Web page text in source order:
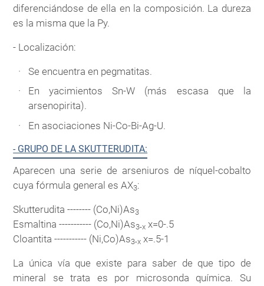
diferenciándose de ella en la composición. La dureza
es la misma que la Py.
- Localización:
Se encuentra en pegmatitas.
En yacimientos Sn-W (más escasa que la
arsenopirita).
En asociaciones Ni-Co-Bi-Ag-U.
- GRUPO DE LA SKUTTERUDITA:
Aparecen una serie de arseniuros de níquel-cobalto
cuya fórmula general es AX3:
Skutterudita -------- (Co,Ni)As3
Esmaltina ----------- (Co,Ni)As3-x x=0-.5
Cloantita ----------- (Ni,Co)As3-x x=.5-1
La única vía que existe para saber de que tipo de
mineral se trata es por microsonda química. Su